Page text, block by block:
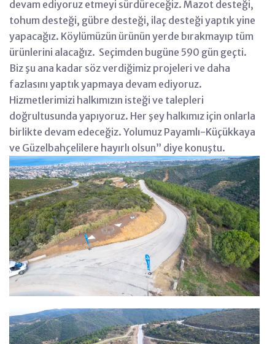
devam ediyoruz etmeyi sürdüreceğiz. Mazot desteği,
tohum desteği, gübre desteği, ilaç desteği yaptık yine
yapacağız. Köylümüzün ürünün yerde bırakmayıp tüm
ürünlerini alacağız. Seçimden bugüne 590 gün geçti.
Biz şu ana kadar söz verdiğimiz projeleri ve daha
fazlasını yaptık yapmaya devam ediyoruz.
Hizmetlerimizi halkımızın isteği ve talepleri
doğrultusunda yapıyoruz. Her şey halkımız için onlarla
birlikte devam edeceğiz. Yolumuz Payamlı-Küçükkaya
ve Güzelbahçelilere hayırlı olsun” diye konuştu.